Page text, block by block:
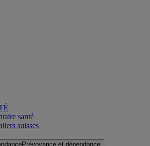
santé
suisses
Prévoyance et dépendance